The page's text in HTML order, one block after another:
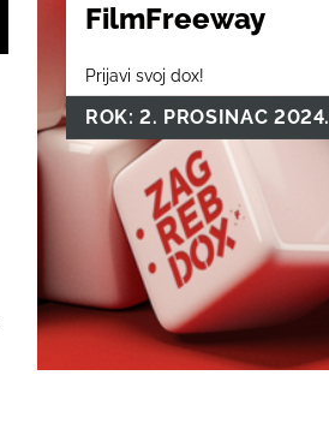
FilmFreeway
Prijavi svoj dox!
ROK: 2. PROSINAC 2024.